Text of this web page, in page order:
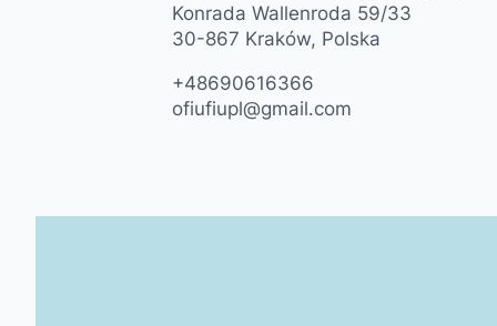
Konrada Wallenroda 59/33
30-867 Kraków, Polska
+48690616366
ofiufiupl@gmail.com